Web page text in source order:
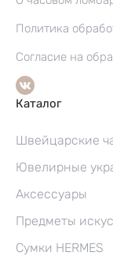
Политика
Согласие на
Каталог
Швейцарские
Ювелирные
Аксессуары
Предметы
Сумки HERMES